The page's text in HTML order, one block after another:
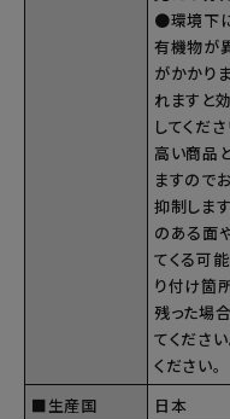
●環境下
有機物が
がかかり
れますと
してくだ
高い商品
ますので
抑制しま
のある面
てくる可
り付け箇
残った場
てくださ
ください。
■生産国
日本